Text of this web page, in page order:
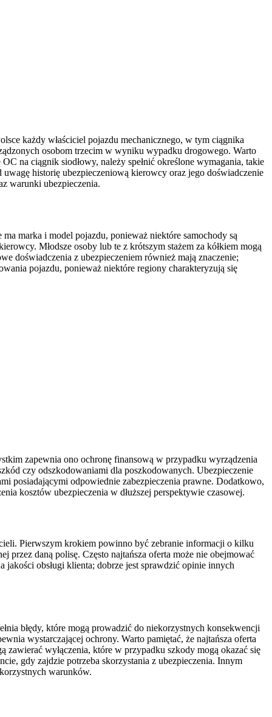
każdy właściciel pojazdu mechanicznego, w tym ciągnika
osobom trzecim w wyniku wypadku drogowego. Warto
na ciągnik siodłowy, należy spełnić określone wymagania, takie
historię ubezpieczeniową kierowcy oraz jego doświadczenie
warunki ubezpieczenia.
marka i model pojazdu, ponieważ niektóre samochody są
Młodsze osoby lub te z krótszym stażem za kółkiem mogą
doświadczenia z ubezpieczeniem również mają znaczenie;
pojazdu, ponieważ niektóre regiony charakteryzują się
zapewnia ono ochronę finansową w przypadku wyrządzenia
czy odszkodowaniami dla poszkodowanych. Ubezpieczenie
posiadającymi odpowiednie zabezpieczenia prawne. Dodatkowo,
kosztów ubezpieczenia w dłuższej perspektywie czasowej.
Pierwszym krokiem powinno być zebranie informacji o kilku
przez daną polisę. Często najtańsza oferta może nie obejmować
obsługi klienta; dobrze jest sprawdzić opinie innych
błędy, które mogą prowadzić do niekorzystnych konsekwencji
wystarczającej ochrony. Warto pamiętać, że najtańsza oferta
zawierać wyłączenia, które w przypadku szkody mogą okazać się
gdy zajdzie potrzeba skorzystania z ubezpieczenia. Innym
warunków.